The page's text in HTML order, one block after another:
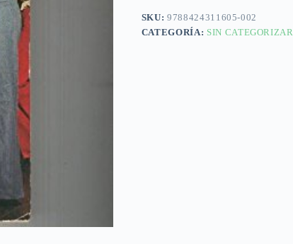
SKU:9788424311605-002
CATEGORÍA: SIN CATEGORIZAR